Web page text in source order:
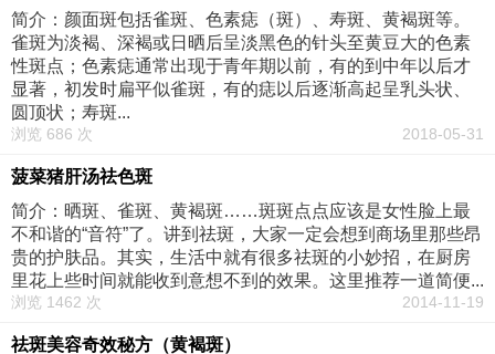
简介：颜面斑包括雀斑、色素痣（斑）、寿斑、黄褐斑等。
雀斑为淡褐、深褐或日晒后呈淡黑色的针头至黄豆大的色素
性斑点；色素痣通常出现于青年期以前，有的到中年以后才
显著，初发时扁平似雀斑，有的痣以后逐渐高起呈乳头状、
圆顶状；寿斑...
浏览 686 次 2018-05-31
菠菜猪肝汤祛色斑
简介：晒斑、雀斑、黄褐斑……斑斑点点应该是女性脸上最
不和谐的“音符”了。讲到祛斑，大家一定会想到商场里那些昂
贵的护肤品。其实，生活中就有很多祛斑的小妙招，在厨房
里花上些时间就能收到意想不到的效果。这里推荐一道简便...
浏览 1462 次 2014-11-19
祛斑美容奇效秘方（黄褐斑）